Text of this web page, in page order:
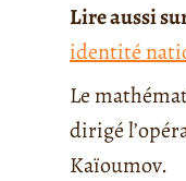
Lire aussi
identité
Le
dirigé
Kaïoumov.